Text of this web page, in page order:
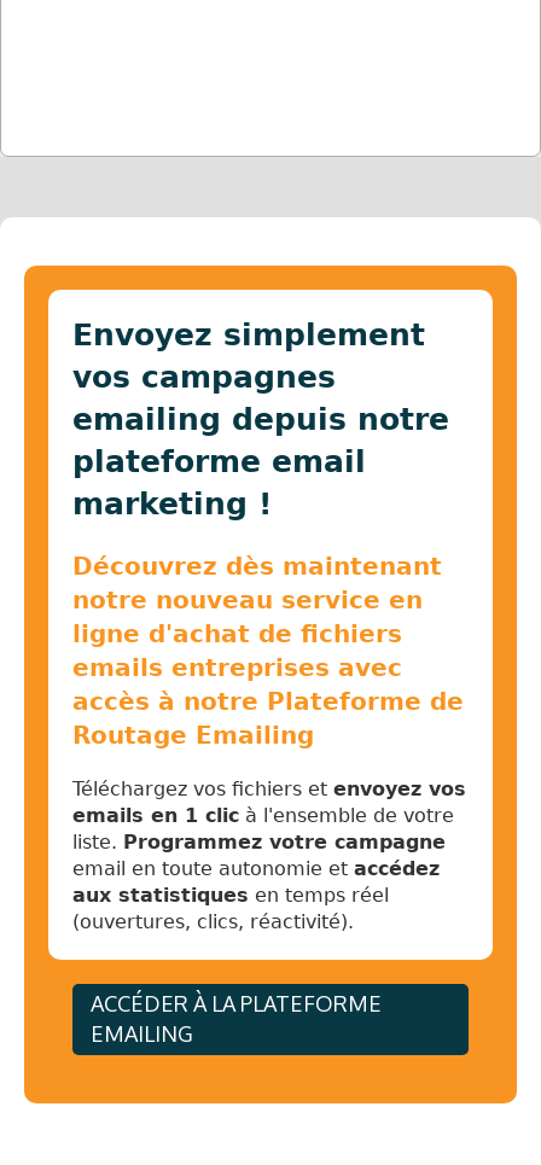
Envoyez simplement
vos campagnes
emailing depuis notre
plateforme email
marketing !
Découvrez dès maintenant
notre nouveau service en
ligne d'achat de fichiers
emails entreprises avec
accès à notre Plateforme de
Routage Emailing
Téléchargez vos fichiers et envoyez vos
emails en 1 clic à l'ensemble de votre
liste. Programmez votre campagne
email en toute autonomie et accédez
aux statistiques en temps réel
(ouvertures, clics, réactivité).
ACCÉDER À LA PLATEFORME
EMAILING